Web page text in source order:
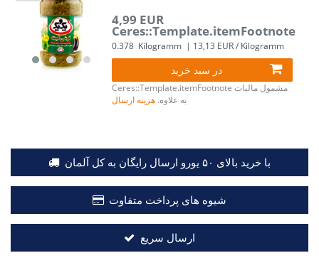
4,99 EUR
Ceres::Template.itemFootnote
0.378 Kilogramm | 13,13 EUR / Kilogramm
در سبد خرید
Ceres::Template.itemFootnote مشمول مالیات
به علاوه. هزینه ارسال
با خرید بالای ۵۰ یورو ارسال رایگان به کل آلمان
شیوه های پرداخت متفاوت
ارسال سریع